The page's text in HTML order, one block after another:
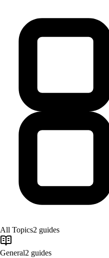
All Topics2 guides
General2 guides